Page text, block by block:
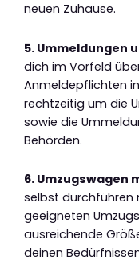
neuen Zuhause.
5. Ummeldungen
dich im Vorfeld
Anmeldepflichten
rechtzeitig um die
sowie die
Behörden.
6. Umzugswagen
selbst durchführen
geeigneten
ausreichende
deinen